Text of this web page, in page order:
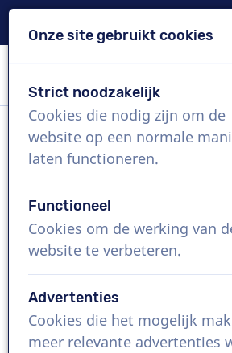
VoiceProductions
Serge
Man, Verenigde
US$ 304,95
excl. BTW
Bedrijfsfilm , 1 - 250 woorden
Vraag een custom demo aan
Onze site gebruikt cookies
Strict noodzakelijk
Cookies die nodig zijn om de
website op een normale
laten functioneren.
Functioneel
Cookies om de werking van
website te verbeteren.
Advertenties
Cookies die het mogelijk
meer relevante advertenties